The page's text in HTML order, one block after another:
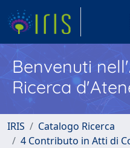
Benvenuti
Ricerca
IRIS
Catalogo Ricerca
4 Contributo in Atti di